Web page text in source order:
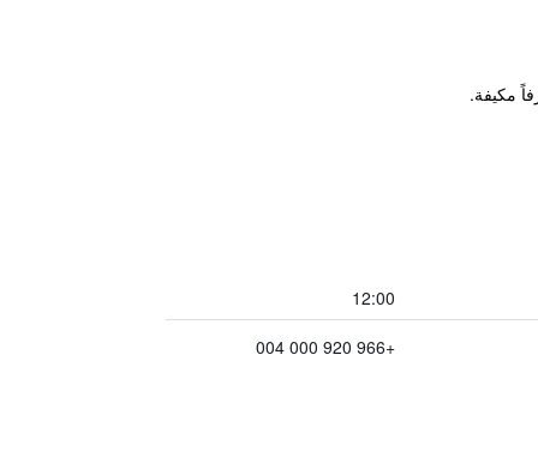
12:00
+966 920 000 004